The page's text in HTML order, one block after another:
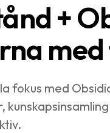
+
fokus med